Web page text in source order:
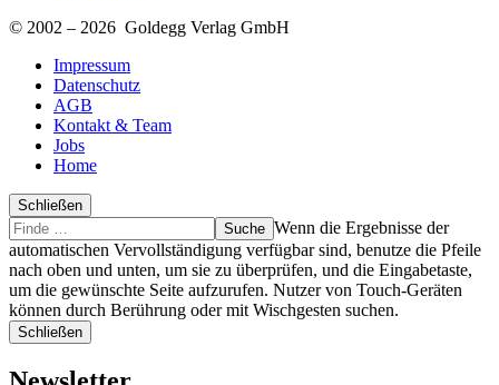
© 2002 – 2026 Goldegg Verlag GmbH
Impressum
Datenschutz
AGB
Kontakt & Team
Jobs
Home
Schließen
Suche
Finde
…
Wenn die Ergebnisse der
automatischen Vervollständigung verfügbar sind, benutze die Pfeile
nach oben und unten, um sie zu überprüfen, und die Eingabetaste,
um die gewünschte Seite aufzurufen. Nutzer von Touch-Geräten
können durch Berührung oder mit Wischgesten suchen.
Schließen